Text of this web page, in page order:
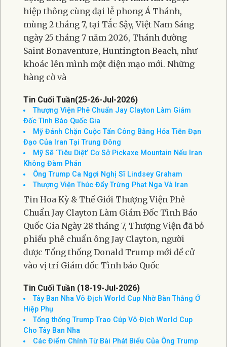
hiệp thông cùng đại lễ phong Á Thánh,
mùng 2 tháng 7, tại Tắc Sậy, Việt Nam Sáng
ngày 25 tháng 7 năm 2026, Thánh đường
Saint Bonaventure, Huntington Beach, như
khoác lên mình một diện mạo mới. Những
hàng cờ và
Tin Cuối Tuần(25-26-Jul-2026)
Thượng Viện Phê Chuẩn Jay Clayton Làm Giám
Đốc Tình Báo Quốc Gia
Mỹ Đánh Chặn Cuộc Tấn Công Bằng Hỏa Tiễn Đạn
Đạo Của Iran Tại Trung Đông
Mỹ Sẽ ‘Tiêu Diệt’ Cơ Sở Pickaxe Mountain Nếu Iran
Không Đàm Phán
Ông Trump Ca Ngợi Nghị Sĩ Lindsey Graham
Thượng Viện Thúc Đẩy Trừng Phạt Nga Và Iran
Tin Hoa Kỳ & Thế Giới Thượng Viện Phê
Chuẩn Jay Clayton Làm Giám Đốc Tình Báo
Quốc Gia Ngày 28 tháng 7, Thượng Viện đã bỏ
phiếu phê chuẩn ông Jay Clayton, người
được Tổng thống Donald Trump mới đề cử
vào vị trí Giám đốc Tình báo Quốc
Tin Cuối Tuần (18-19-Jul-2026)
Tây Ban Nha Vô Địch World Cup Nhờ Bàn Thắng Ở
Hiệp Phụ
Tổng thống Trump Trao Cúp Vô Địch World Cup
Cho Tây Ban Nha
Các Điểm Chính Từ Bài Phát Biểu Của Ông Trump